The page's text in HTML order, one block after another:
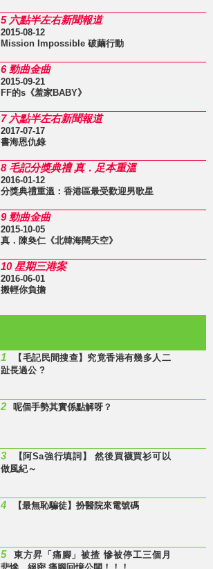
5 六點半左右新聞報道
2015-08-12
Mission Impossible 破繭行動
6 勁曲金曲
2015-09-21
FF的s《羞家BABY》
7 六點半左右新聞報道
2017-07-17
書海恩仇錄
8 毛記分獎典禮 真．足本重溫
2016-01-12
分獎典禮重溫：香港區最受歡迎男歌星
9 勁曲金曲
2015-10-05
真．陳奐仁《北韓海闊天空》
10 星期三港案
2016-06-01
搬輕你負擔
1
【毛記民間搜查】究竟香港有幾多人二
趾長過公 ?
2 呢個手勢其實係點解呀？
3
【阿Sa強行填詞】 然後買襪買衫可以
做風紀～
4 【最無恥騙徒】扮醫院來電號碼
5
東方昇「痛腳」被揸 慘被停工三個月